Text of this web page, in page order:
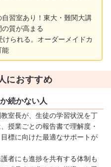
習室あり！東大・難関大講
質が高まる
られる。オーダーメイドカ
能
におすすめ
続かない人
室長が、生徒の学習状況を丁
授業ごとの報告書で理解度・
標に向けた最適なサポートが
者にも進捗を共有する体制も